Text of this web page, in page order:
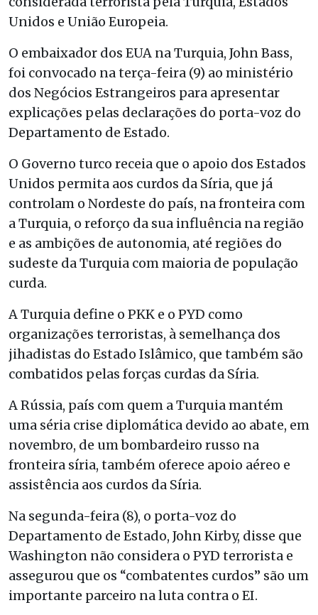
Unidos e União Europeia.
O embaixador dos EUA na Turquia, John Bass,
foi convocado na terça-feira (9) ao ministério
dos Negócios Estrangeiros para apresentar
explicações pelas declarações do porta-voz do
Departamento de Estado.
O Governo turco receia que o apoio dos Estados
Unidos permita aos curdos da Síria, que já
controlam o Nordeste do país, na fronteira com
a Turquia, o reforço da sua influência na região
e as ambições de autonomia, até regiões do
sudeste da Turquia com maioria de população
curda.
A Turquia define o PKK e o PYD como
organizações terroristas, à semelhança dos
jihadistas do Estado Islâmico, que também são
combatidos pelas forças curdas da Síria.
A Rússia, país com quem a Turquia mantém
uma séria crise diplomática devido ao abate, em
novembro, de um bombardeiro russo na
fronteira síria, também oferece apoio aéreo e
assistência aos curdos da Síria.
Na segunda-feira (8), o porta-voz do
Departamento de Estado, John Kirby, disse que
Washington não considera o PYD terrorista e
assegurou que os “combatentes curdos” são um
importante parceiro na luta contra o EI.